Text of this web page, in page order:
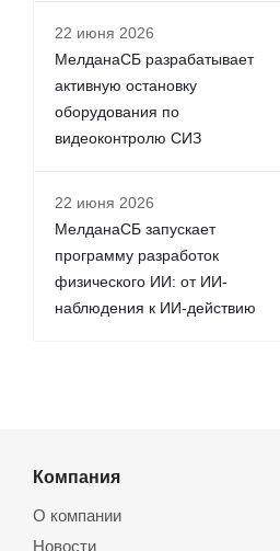
22 июня 2026
МелданаСБ разрабатывает
активную остановку
оборудования по
видеоконтролю СИЗ
22 июня 2026
МелданаСБ запускает
программу разработок
физического ИИ: от ИИ-
наблюдения к ИИ-действию
Компания
О компании
Новости